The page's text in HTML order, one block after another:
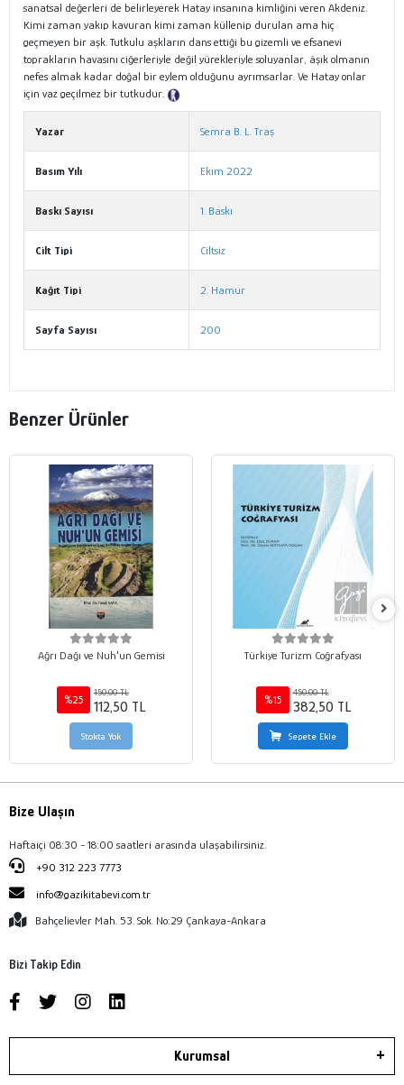
sanatsal değerleri de belirleyerek Hatay insanına kimliğini veren Akdeniz.
Kimi zaman yakıp kavuran kimi zaman küllenip durulan ama hiç
geçmeyen bir aşk. Tutkulu aşkların dans ettiği bu gizemli ve efsanevi
toprakların havasını ciğerleriyle değil yürekleriyle soluyanlar, âşık olmanın
nefes almak kadar doğal bir eylem olduğunu ayrımsarlar. Ve Hatay onlar
için vaz geçilmez bir tutkudur.
Yazar Semra B. L. Traş
Basım Yılı Ekim 2022
Baskı Sayısı 1. Baskı
Cilt Tipi Ciltsiz
Kağıt Tipi 2. Hamur
Sayfa Sayısı 200
Benzer Ürünler
Ağrı Dağı ve Nuh'un Gemisi
%25
150,00 TL
112,50 TL
Stokta Yok
Türkiye Turizm Coğrafyası
%15
450,00 TL
382,50 TL
Sepete Ekle
Bize Ulaşın
Haftaiçi 08:30 - 18:00 saatleri arasında ulaşabilirsiniz.
+90 312 223 7773
info@gazikitabevi.com.tr
Bahçelievler Mah. 53. Sok. No:29 Çankaya-Ankara
Bizi Takip Edin
Kurumsal